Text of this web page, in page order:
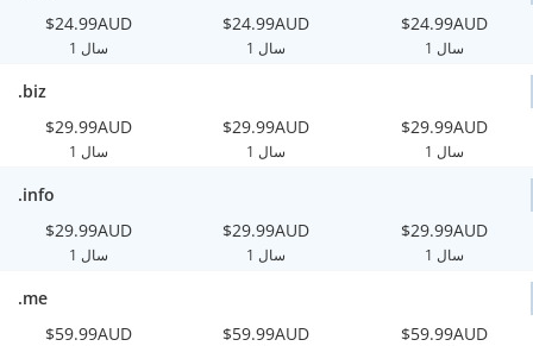
$24.99AUD
1 سال
$24.99AUD
1 سال
$24.99AUD
1 سال
.biz
$29.99AUD
1 سال
$29.99AUD
1 سال
$29.99AUD
1 سال
.info
$29.99AUD
1 سال
$29.99AUD
1 سال
$29.99AUD
1 سال
.me
$59.99AUD
$59.99AUD $59.99AUD